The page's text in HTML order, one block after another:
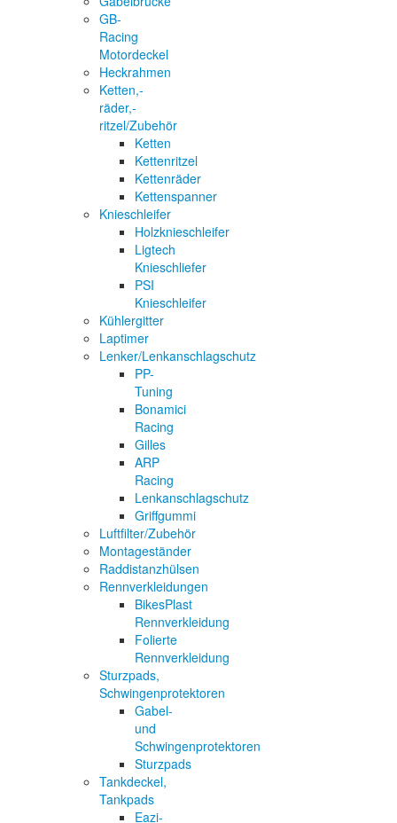
GB-
Racing
Motordeckel
Heckrahmen
Ketten,-
räder,-
ritzel/Zubehör
Ketten
Kettenritzel
Kettenräder
Kettenspanner
Knieschleifer
Holzknieschleifer
Ligtech
Knieschliefer
PSI
Knieschleifer
Kühlergitter
Laptimer
Lenker/Lenkanschlagschutz
PP-
Tuning
Bonamici
Racing
Gilles
ARP
Racing
Lenkanschlagschutz
Griffgummi
Luftfilter/Zubehör
Montageständer
Raddistanzhülsen
Rennverkleidungen
BikesPlast
Rennverkleidung
Folierte
Rennverkleidung
Sturzpads,
Schwingenprotektoren
Gabel-
und
Schwingenprotektoren
Sturzpads
Tankdeckel,
Tankpads
Eazi-